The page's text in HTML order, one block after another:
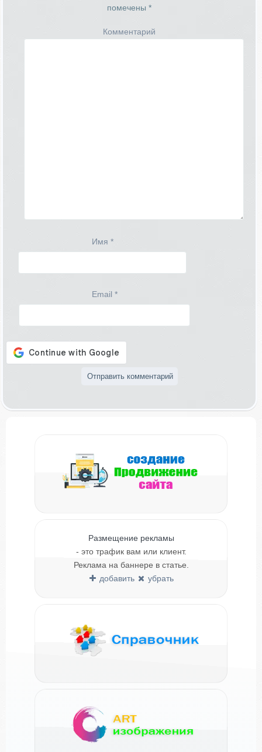
помечены *
Комментарий
Имя *
Email *
Размещение рекламы
- это трафик вам или клиент.
Реклама на баннере в статье.
добавить
убрать